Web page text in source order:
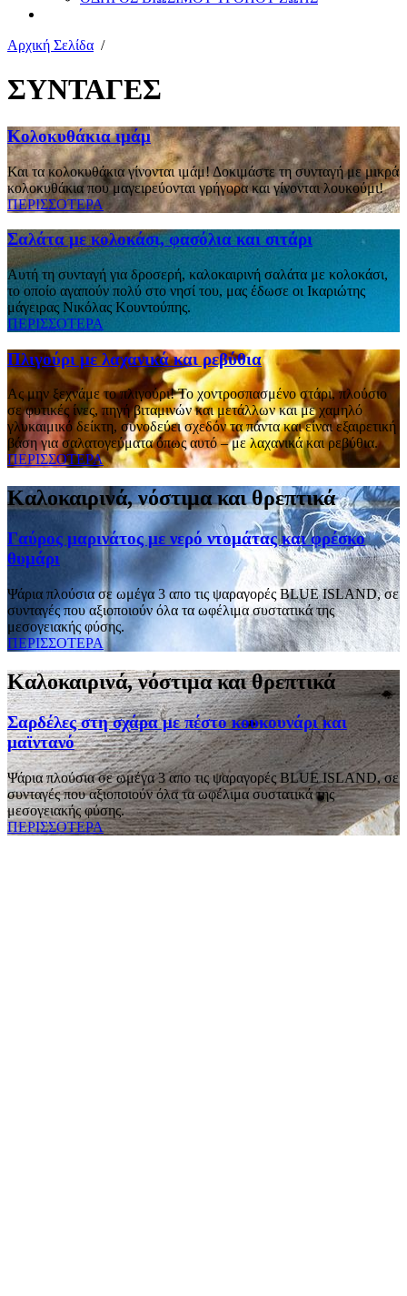
Αρχική Σελίδα /
ΣΥΝΤΑΓΕΣ
Κολοκυθάκια ιμάμ
Και τα κολοκυθάκια γίνονται ιμάμ! Δοκιμάστε τη συνταγή με μικρά
κολοκυθάκια που μαγειρεύονται γρήγορα και γίνονται λουκούμι!
ΠΕΡΙΣΣΟΤΕΡΑ
Σαλάτα με κολοκάσι, φασόλια και σιτάρι
Αυτή τη συνταγή για δροσερή, καλοκαιρινή σαλάτα με κολοκάσι,
το οποίο αγαπούν πολύ στο νησί του, μας έδωσε οι Ικαριώτης
μάγειρας Νικόλας Κουντούπης.
ΠΕΡΙΣΣΟΤΕΡΑ
Πλιγούρι με λαχανικά και ρεβύθια
Ας μην ξεχνάμε το πλιγούρι! To χοντροσπασμένο στάρι, πλούσιο
σε φυτικές ίνες, πηγή βιταμινών και μετάλλων και με χαμηλό
γλυκαιμικό δείκτη, συνοδεύει σχεδόν τα πάντα και είναι εξαιρετική
βάση για σαλατογεύματα όπως αυτό – με λαχανικά και ρεβύθια.
ΠΕΡΙΣΣΟΤΕΡΑ
Καλοκαιρινά, νόστιμα και θρεπτικά
Γαύρος μαρινάτος με νερό ντομάτας και φρέσκο
θυμάρι
Ψάρια πλούσια σε ωμέγα 3 απο τις ψαραγορές BLUE ISLAND, σε
συνταγές που αξιοποιούν όλα τα ωφέλιμα συστατικά της
μεσογειακής φύσης.
ΠΕΡΙΣΣΟΤΕΡΑ
Καλοκαιρινά, νόστιμα και θρεπτικά
Σαρδέλες στη σχάρα με πέστο κουκουνάρι και
μαϊντανό
Ψάρια πλούσια σε ωμέγα 3 απο τις ψαραγορές BLUE ISLAND, σε
συνταγές που αξιοποιούν όλα τα ωφέλιμα συστατικά της
μεσογειακής φύσης.
ΠΕΡΙΣΣΟΤΕΡΑ